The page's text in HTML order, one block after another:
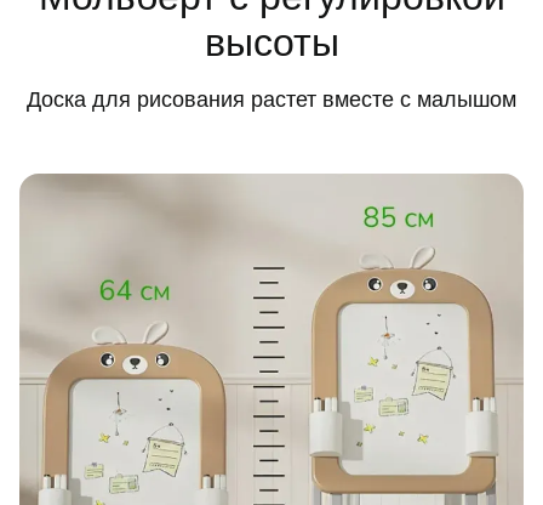
высоты
Доска для рисования растет вместе с малышом